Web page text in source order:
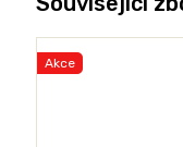
Akce